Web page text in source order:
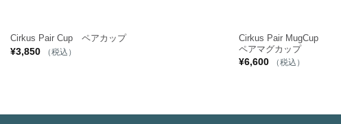
Cirkus Pair Cup ペアカップ
¥3,850 （税込）
Cirkus Pair MugCup
ペアマグカップ
¥6,600 （税込）